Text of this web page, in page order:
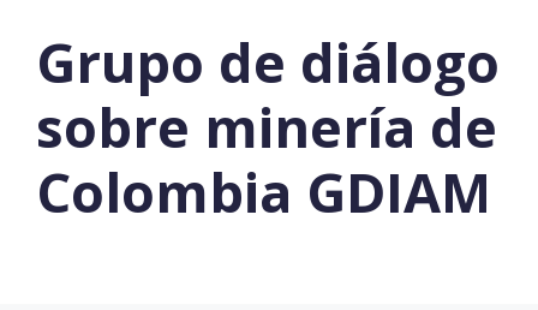
Grupo de diálogo
sobre minería de
Colombia GDIAM